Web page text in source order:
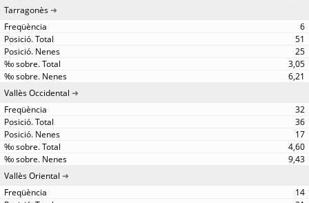
Tarragonès
6
51
25
3,05
6,21
Vallès Occidental
32
36
17
4,60
9,43
Vallès Oriental
14